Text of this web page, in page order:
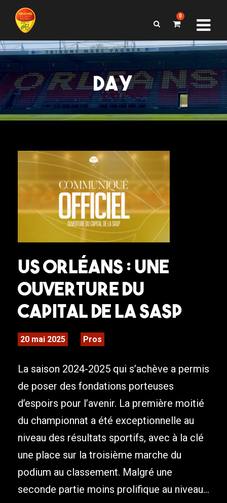
0
DAY
US Orléans : une
ouverture du
capital de la SASP
20 mai 2025 Pros
La saison 2024-2025 qui s’achève a permis
de poser des fondations porteuses
d’espoirs pour l’avenir. La première moitié
du championnat a été exceptionnelle au
niveau des résultats sportifs, avec à la clé
une place sur la troisième marche du
podium au classement. Malgré une
seconde partie moins prolifique au niveau...